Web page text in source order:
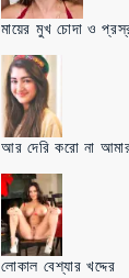
মায়ের মুখ চোদা ও
আর দেরি করো না
লোকাল বেশ্যার খদ্দের